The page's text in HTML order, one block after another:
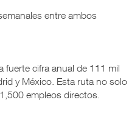
entre ambos
fuerte cifra anual de 111 mil
y México. Esta ruta no solo
empleos directos.